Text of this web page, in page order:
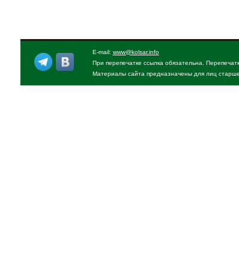
E-mail: www@kolsar.info
При перепечатке ссылка обязательна.
Материалы сайта предназначены для лиц